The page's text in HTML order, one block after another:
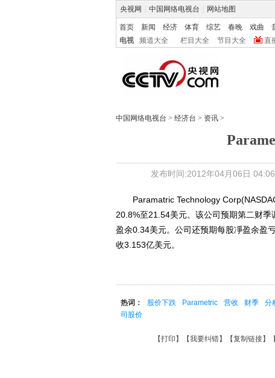
央视网 中国网络电视台 网站地图
首页 新闻 经济 体育 综艺 春晚 戏曲
电视
频道大全 栏目大全 节目大全 直
中国网络电视台 > 经济台 > 资讯 >
发布时间:2012年04月06日
Paramatric Technology
20.8%至21.54美元。该公司预期第二财
盈余0.34美元。公司还预期每股凈盈余盈
收3.153亿美元。
热词： 股价下跌 Parametric 营收 财季 分
司股价
【打印 】【我要纠错】【复制链接】【